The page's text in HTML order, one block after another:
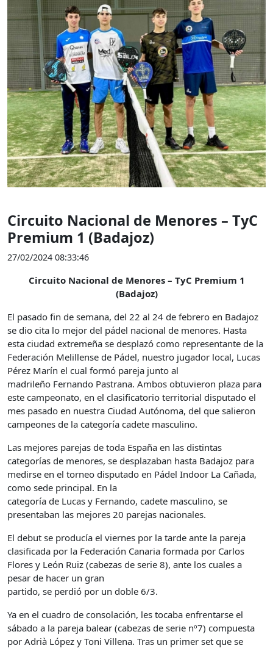
Circuito Nacional de Menores – TyC
Premium 1 (Badajoz)
27/02/2024 08:33:46
Circuito Nacional de Menores – TyC Premium 1
(Badajoz)
El pasado fin de semana, del 22 al 24 de febrero en Badajoz
se dio cita lo mejor del pádel nacional de menores. Hasta
esta ciudad extremeña se desplazó como representante de la
Federación Melillense de Pádel, nuestro jugador local, Lucas
Pérez Marín el cual formó pareja junto al
madrileño Fernando Pastrana. Ambos obtuvieron plaza para
este campeonato, en el clasificatorio territorial disputado el
mes pasado en nuestra Ciudad Autónoma, del que salieron
campeones de la categoría cadete masculino.
Las mejores parejas de toda España en las distintas
categorías de menores, se desplazaban hasta Badajoz para
medirse en el torneo disputado en Pádel Indoor La Cañada,
como sede principal. En la
categoría de Lucas y Fernando, cadete masculino, se
presentaban las mejores 20 parejas nacionales.
El debut se producía el viernes por la tarde ante la pareja
clasificada por la Federación Canaria formada por Carlos
Flores y León Ruiz (cabezas de serie 8), ante los cuales a
pesar de hacer un gran
partido, se perdió por un doble 6/3.
Ya en el cuadro de consolación, les tocaba enfrentarse el
sábado a la pareja balear (cabezas de serie nº7) compuesta
por Adrià López y Toni Villena. Tras un primer set que se